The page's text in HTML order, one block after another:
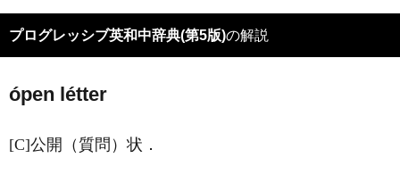
プログレッシブ英和中辞典(第5版)の解説
ópen létter
[C]公開（質問）状 ．